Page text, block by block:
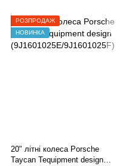
РОЗПРОДАЖ
НОВИНКА
20" літні колеса Porsche
Taycan Tequipment design